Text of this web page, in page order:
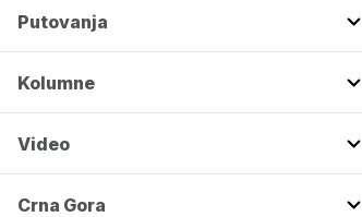
Putovanja
Kolumne
Video
Crna Gora
Izrael i dalje u ratnom
zemlje sem onih koje